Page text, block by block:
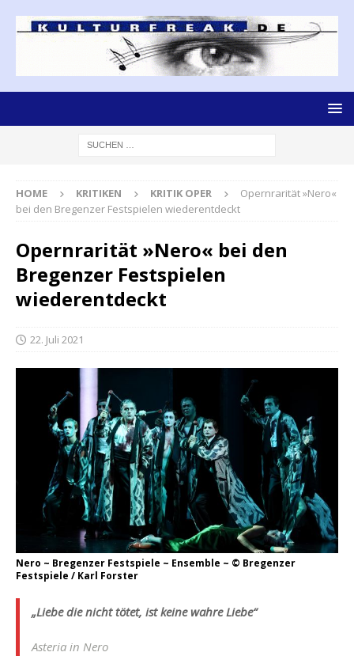
HOME KRITIKEN KRITIK OPER
Opernrarität »Nero«
bei den Bregenzer Festspielen wiederentdeckt
Opernrarität »Nero« bei den
Bregenzer Festspielen
wiederentdeckt
22. Juli 2021
Nero ~ Bregenzer Festspiele ~ Ensemble ~ © Bregenzer
Festspiele / Karl Forster
„Liebe die nicht tötet, ist keine wahre Liebe“
Asteria in Nero